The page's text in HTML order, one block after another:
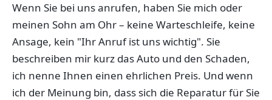
Wenn Sie bei uns anrufen, haben Sie mich oder
meinen Sohn am Ohr – keine Warteschleife, keine
Ansage, kein "Ihr Anruf ist uns wichtig". Sie
beschreiben mir kurz das Auto und den Schaden,
ich nenne Ihnen einen ehrlichen Preis. Und wenn
ich der Meinung bin, dass sich die Reparatur für Sie